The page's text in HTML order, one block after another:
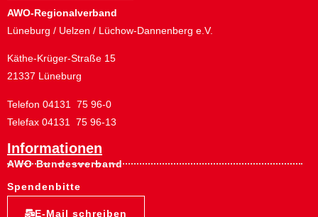
AWO-Regionalverband
Lüneburg / Uelzen / Lüchow-Dannenberg e.V.
Käthe-Krüger-Straße 15
21337 Lüneburg
Telefon 04131 75 96-0
Telefax 04131 75 96-13
Informationen
AWO Bundesverband
Spendenbitte
E-Mail schreiben